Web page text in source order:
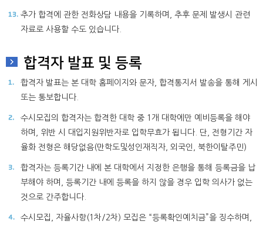
추가 합격에 관한 전화상담 내용을 기록하며, 추후 문제 발생시 관련
자료로 사용할 수도 있습니다.
합격자 발표 및 등록
합격자 발표는 본 대학 홈페이지와 문자, 합격통지서 발송을 통해 게시
또는 통보합니다.
수시모집의 합격자는 합격한 대학 중 1개 대학에만 예비등록을 해야
하며, 위반 시 대입지원위반자로 입학무효가 됩니다. 단, 전형기간 자
율화 전형은 해당없음(만학도및성인재직자, 외국인, 북한이탈주민)
합격자는 등록기간 내에 본 대학에서 지정한 은행을 통해 등록금을 납
부해야 하며, 등록기간 내에 등록을 하지 않을 경우 입학 의사가 없는
것으로 간주합니다.
수시모집, 자율사항(1차/2차) 모집은 “등록확인예치금”을 징수하며,